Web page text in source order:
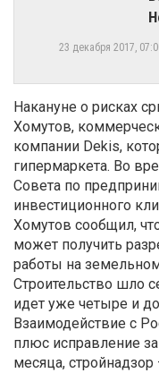
23 декабря 2017,
Накануне о рисках
Хомутов,
компании Dekis,
гипермаркета. Во
Совета по
инвестиционного
Хомутов сообщил,
может получить
работы на
Строительство шло
идет уже четыре и
Взаимодействие с
плюс исправление
месяца,